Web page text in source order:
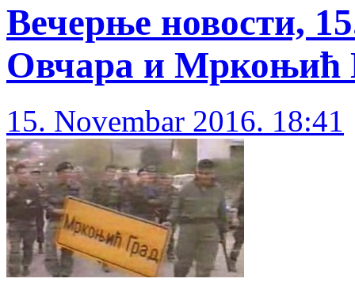
Вечерње новости,
Овчара и Мркоњић
15. Novembar 2016. 18:41